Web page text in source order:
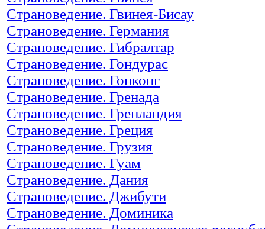
Страноведение. Гвинея-Бисау
Страноведение. Германия
Страноведение. Гибралтар
Страноведение. Гондурас
Страноведение. Гонконг
Страноведение. Гренада
Страноведение. Гренландия
Страноведение. Греция
Страноведение. Грузия
Страноведение. Гуам
Страноведение. Дания
Страноведение. Джибути
Страноведение. Доминика